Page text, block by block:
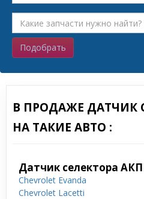
Подобрать
В ПРОДАЖЕ ДАТЧИК
НА ТАКИЕ АВТО :
Датчик селектора
Chevrolet Evanda
Chevrolet Lacetti